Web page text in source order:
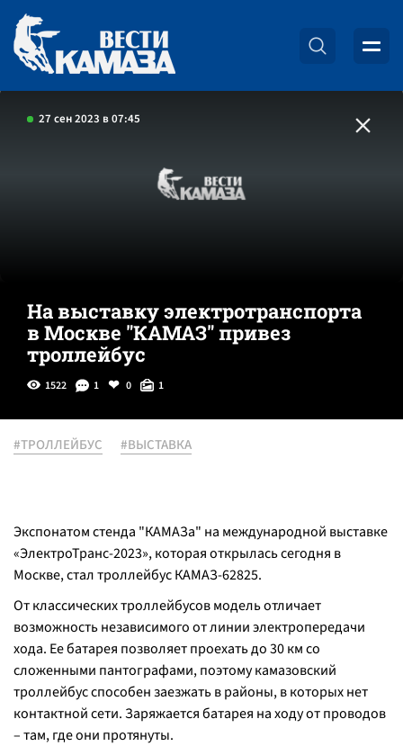
27 сен 2023 в 07:45
На выставку электротранспорта
в Москве "КАМАЗ" привез
троллейбус
1522 1 0 1
#ТРОЛЛЕЙБУС #ВЫСТАВКА
Экспонатом стенда "КАМАЗа" на международной выставке
«ЭлектроТранс-2023», которая открылась сегодня в
Москве, стал троллейбус КАМАЗ-62825.
От классических троллейбусов модель отличает
возможность независимого от линии электропередачи
хода. Ее батарея позволяет проехать до 30 км со
сложенными пантографами, поэтому камазовский
троллейбус способен заезжать в районы, в которых нет
контактной сети. Заряжается батарея на ходу от проводов
– там, где они протянуты.